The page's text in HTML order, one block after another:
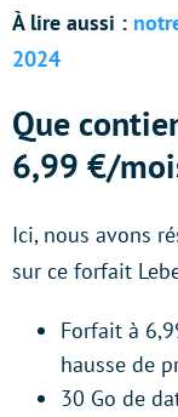
À lire aussi :
2024
Que
6,99 €/
Ici, nous avons
sur ce forfait
Forfait à
hausse de
30 Go de